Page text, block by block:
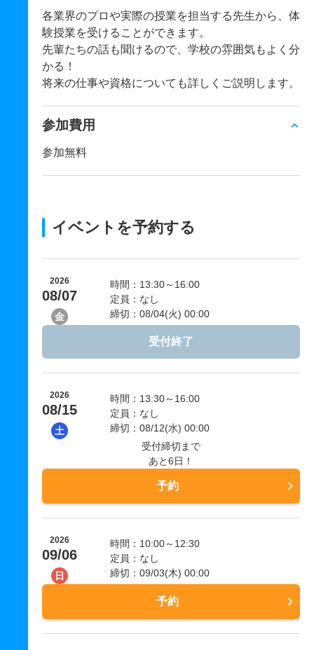
各業界のプロや実際の授業を担当する先生から、体
験授業を受けることができます。
先輩たちの話も聞けるので、学校の雰囲気もよく分
かる！
将来の仕事や資格についても詳しくご説明します。
参加費用
参加無料
イベントを予約する
2026
08/07
金
時間：13:30～16:00
定員：なし
締切：08/04(火) 00:00
受付終了
2026
08/15
土
時間：13:30～16:00
定員：なし
締切：08/12(水) 00:00
受付締切まで
あと6日！
予約
2026
09/06
日
時間：10:00～12:30
定員：なし
締切：09/03(木) 00:00
予約